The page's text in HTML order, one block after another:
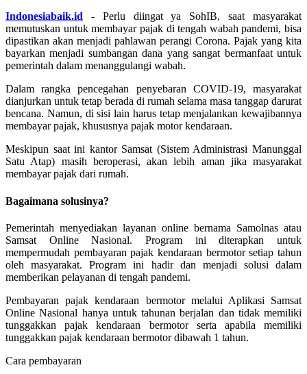
Indonesiabaik.id - Perlu diingat ya SohIB, saat masyarakat
memutuskan untuk membayar pajak di tengah wabah pandemi, bisa
dipastikan akan menjadi pahlawan perangi Corona. Pajak yang kita
bayarkan menjadi sumbangan dana yang sangat bermanfaat untuk
pemerintah dalam menanggulangi wabah.
Dalam rangka pencegahan penyebaran COVID-19, masyarakat
dianjurkan untuk tetap berada di rumah selama masa tanggap darurat
bencana. Namun, di sisi lain harus tetap menjalankan kewajibannya
membayar pajak, khususnya pajak motor kendaraan.
Meskipun saat ini kantor Samsat (Sistem Administrasi Manunggal
Satu Atap) masih beroperasi, akan lebih aman jika masyarakat
membayar pajak dari rumah.
Bagaimana solusinya?
Pemerintah menyediakan layanan online bernama Samolnas atau
Samsat Online Nasional. Program ini diterapkan untuk
mempermudah pembayaran pajak kendaraan bermotor setiap tahun
oleh masyarakat. Program ini hadir dan menjadi solusi dalam
memberikan pelayanan di tengah pandemi.
Pembayaran pajak kendaraan bermotor melalui Aplikasi Samsat
Online Nasional hanya untuk tahunan berjalan dan tidak memiliki
tunggakkan pajak kendaraan bermotor serta apabila memiliki
tunggakkan pajak kendaraan bermotor dibawah 1 tahun.
Cara pembayaran